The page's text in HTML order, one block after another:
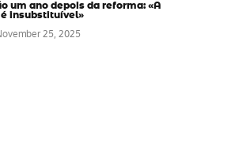
um ano depois da reforma: «A
insubstituível»
25, 2025